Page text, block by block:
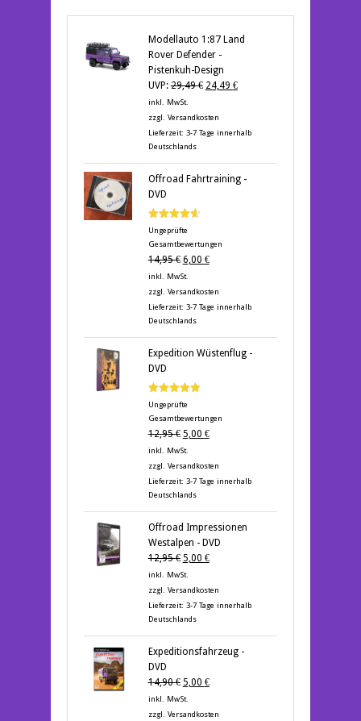
Modellauto 1:87 Land
Rover Defender -
Pistenkuh-Design
UVP: 29,49€ Ursprünglicher
war:
29,49 €
24,49 €Aktueller
24,49 €.
inkl. MwSt.
zzgl. Versandkosten
Lieferzeit: 3-7 Tage innerhalb
Deutschlands
Offroad Fahrtraining -
DVD
Bewertet
mit 4.60
von 5
Ungeprüfte
Gesamtbewertungen
14,95€ Ursprünglicher
Preis
war:
14,95 €
6,00 €Aktueller
ist:
6,00 €.
inkl. MwSt.
zzgl. Versandkosten
Lieferzeit: 3-7 Tage innerhalb
Deutschlands
Expedition Wüstenflug -
DVD
Bewertet mit
5.00 von 5
Ungeprüfte
Gesamtbewertungen
12,95€ Ursprünglicher
Preis
war:
12,95 €
5,00 €Aktueller
ist:
5,00 €.
inkl. MwSt.
zzgl. Versandkosten
Lieferzeit: 3-7 Tage innerhalb
Deutschlands
Offroad Impressionen
Westalpen - DVD
12,95€ Ursprünglicher
Preis
war:
12,95 €
5,00 €Aktueller
ist:
5,00 €.
inkl. MwSt.
zzgl. Versandkosten
Lieferzeit: 3-7 Tage innerhalb
Deutschlands
Expeditionsfahrzeug -
DVD
14,90€ Ursprünglicher
Preis
war:
5,00 €Aktueller
ist:
inkl. MwSt.
zzgl. Versandkosten